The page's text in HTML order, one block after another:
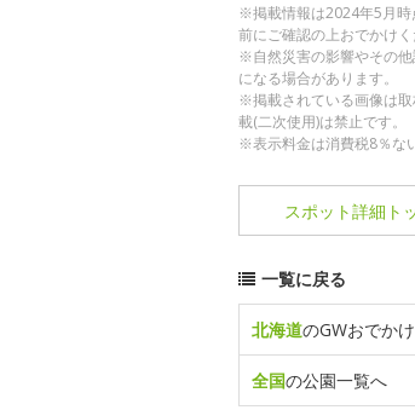
※掲載情報は2024年5月時
前にご確認の上おでかけく
※自然災害の影響やその
になる場合があります。
※掲載されている画像は
載(二次使用)は禁止です。
※表示料金は消費税8％な
スポット詳細 ト
一覧に戻る
北海道のGWおでか
全国の公園一覧へ